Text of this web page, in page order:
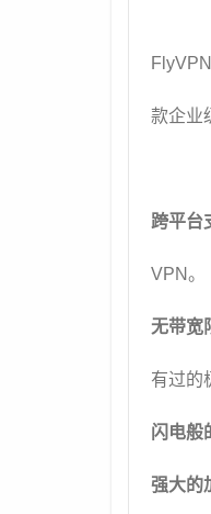
款企业
跨平台
VPN。
无带宽
有过的
闪电般
强大的